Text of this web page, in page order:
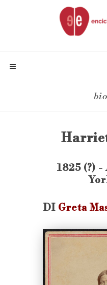
1825 (?)
DI Greta